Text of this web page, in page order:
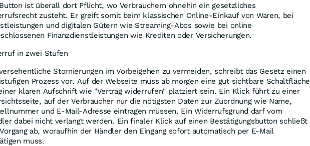
ist überall dort Pflicht, wo Verbrauchern ohnehin ein gesetzliches
zusteht. Er greift somit beim klassischen Online-Einkauf von Waren, bei
und digitalen Gütern wie Streaming-Abos sowie bei online
Finanzdienstleistungen wie Krediten oder Versicherungen.
in zwei Stufen
Stornierungen im Vorbeigehen zu vermeiden, schreibt das Gesetz einen
Prozess vor. Auf der Webseite muss ab morgen eine gut sichtbare Schaltfläche
klaren Aufschrift wie "Vertrag widerrufen" platziert sein. Ein Klick führt zu einer
auf der Verbraucher nur die nötigsten Daten zur Zuordnung wie Name,
und E-Mail-Adresse eintragen müssen. Ein Widerrufsgrund darf vom
dabei nicht verlangt werden. Ein finaler Klick auf einen Bestätigungsbutton schließt
ab, woraufhin der Händler den Eingang sofort automatisch per E-Mail
muss.